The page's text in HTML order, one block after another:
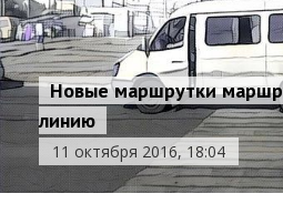
Новые маршрутки
линию
11 октября 2016, 18:04